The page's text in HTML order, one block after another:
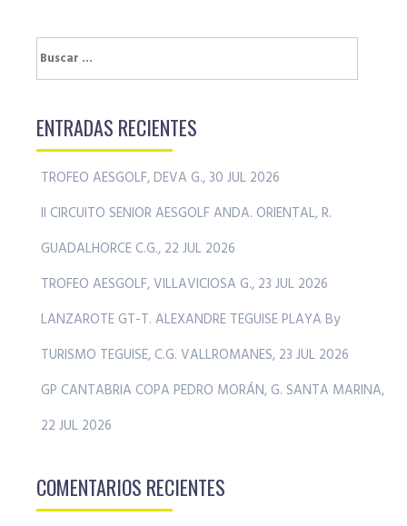
Buscar:
ENTRADAS RECIENTES
TROFEO AESGOLF, DEVA G., 30 JUL 2026
II CIRCUITO SENIOR AESGOLF ANDA. ORIENTAL, R.
GUADALHORCE C.G., 22 JUL 2026
TROFEO AESGOLF, VILLAVICIOSA G., 23 JUL 2026
LANZAROTE GT-T. ALEXANDRE TEGUISE PLAYA By
TURISMO TEGUISE, C.G. VALLROMANES, 23 JUL 2026
GP CANTABRIA COPA PEDRO MORÁN, G. SANTA MARINA,
22 JUL 2026
COMENTARIOS RECIENTES